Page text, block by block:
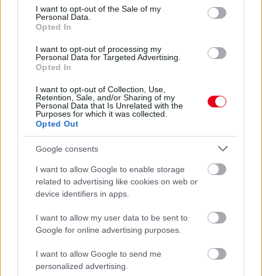
consent section.
I want to opt-out of the Sale of my
Personal Data.
Opted In
I want to opt-out of processing my
Personal Data for Targeted Advertising.
Opted In
I want to opt-out of Collection, Use,
Retention, Sale, and/or Sharing of my
Personal Data that Is Unrelated with the
Purposes for which it was collected.
Opted Out
Google consents
I want to allow Google to enable storage
related to advertising like cookies on web or
device identifiers in apps.
I want to allow my user data to be sent to
Google for online advertising purposes.
I want to allow Google to send me
personalized advertising.
11 órája
F1-es nyári szünetben